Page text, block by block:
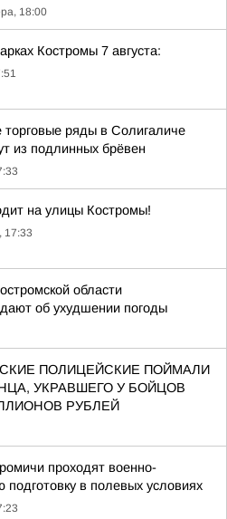
18:00
Костромы 7 августа:
ряды в Солигаличе
из подлинных брёвен
на улицы Костромы!
17:33
области
об ухудшении погоды
ПОЛИЦЕЙСКИЕ ПОЙМАЛИ
УКРАВШЕГО У БОЙЦОВ
РУБЛЕЙ
проходят военно-
подготовку в полевых условиях